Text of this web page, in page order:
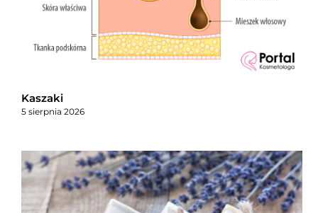
Kaszaki
5 sierpnia 2026